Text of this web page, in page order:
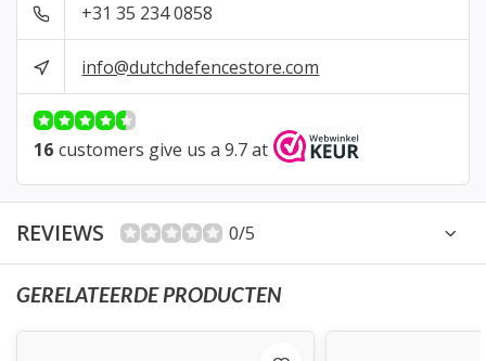
+31 35 234 0858
info@dutchdefencestore.com
16 customers give us a 9.7 at
REVIEWS 0/5
GERELATEERDE PRODUCTEN